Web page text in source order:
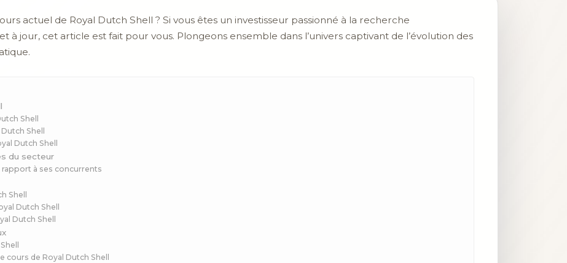
actuel de Royal Dutch Shell ? Si vous êtes un investisseur passionné à la recherche
à jour, cet article est fait pour vous. Plongeons ensemble dans l’univers captivant de l’évolution des
Shell
Shell
Dutch Shell
du secteur
rapport à ses concurrents
Shell
Dutch Shell
Dutch Shell
cours de Royal Dutch Shell